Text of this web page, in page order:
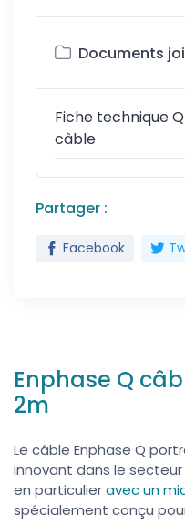
Documents
Fiche technique Q
câble
Partager :
Facebook
Enphase Q
2m
Le câble Enphase Q
innovant dans le
en particulieravec un
spécialement conçu